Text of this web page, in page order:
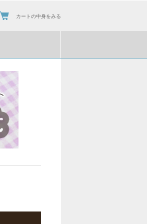
カートの中身をみる